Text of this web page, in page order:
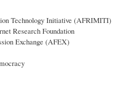
Technology Initiative (AFRIMITI)
Research Foundation
Exchange (AFEX)